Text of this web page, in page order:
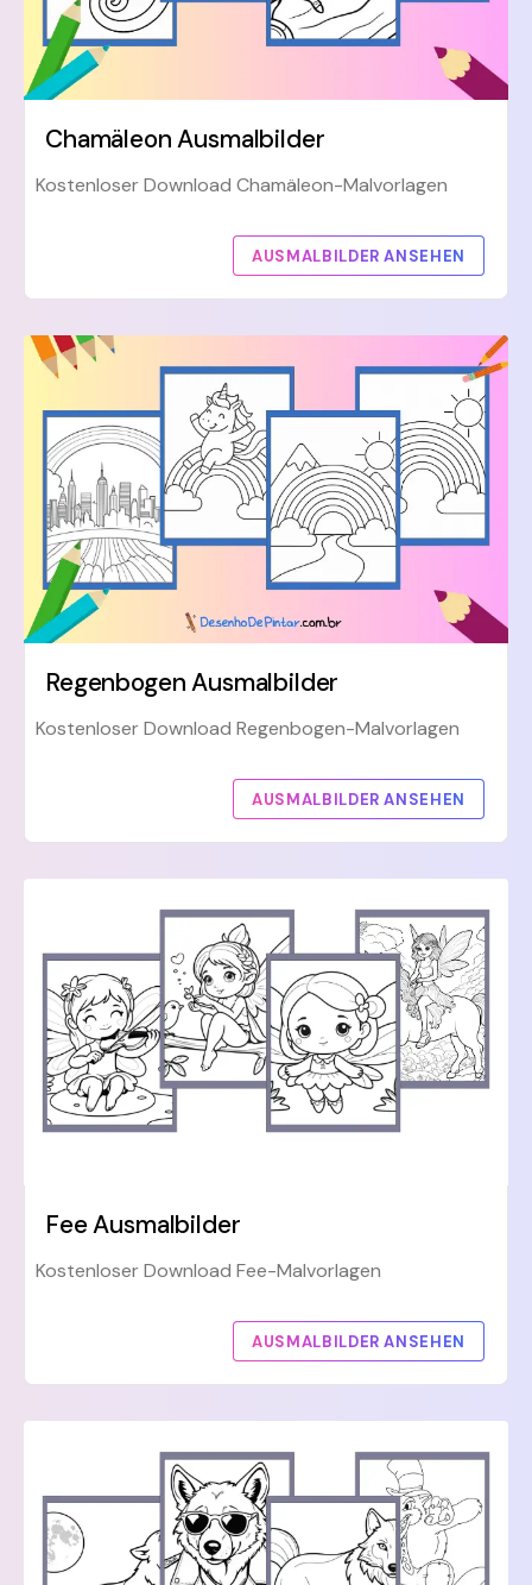
Chamäleon Ausmalbilder
Kostenloser Download Chamäleon-Malvorlagen
AUSMALBILDER ANSEHEN
Regenbogen Ausmalbilder
Kostenloser Download Regenbogen-Malvorlagen
AUSMALBILDER ANSEHEN
Fee Ausmalbilder
Kostenloser Download Fee-Malvorlagen
AUSMALBILDER ANSEHEN